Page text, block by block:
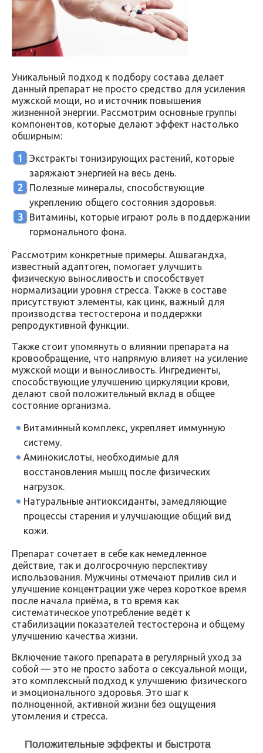
Уникальный подход к подбору состава делает
данный препарат не просто средство для усиления
мужской мощи, но и источник повышения
жизненной энергии. Рассмотрим основные группы
компонентов, которые делают эффект настолько
обширным:
Экстракты тонизирующих растений, которые
заряжают энергией на весь день.
Полезные минералы, способствующие
укреплению общего состояния здоровья.
Витамины, которые играют роль в поддержании
гормонального фона.
Рассмотрим конкретные примеры. Ашвагандха,
известный адаптоген, помогает улучшить
физическую выносливость и способствует
нормализации уровня стресса. Также в составе
присутствуют элементы, как цинк, важный для
производства тестостерона и поддержки
репродуктивной функции.
Также стоит упомянуть о влиянии препарата на
кровообращение, что напрямую влияет на усиление
мужской мощи и выносливость. Ингредиенты,
способствующие улучшению циркуляции крови,
делают свой положительный вклад в общее
состояние организма.
Витаминный комплекс, укрепляет иммунную
систему.
Аминокислоты, необходимые для
восстановления мышц после физических
нагрузок.
Натуральные антиоксиданты, замедляющие
процессы старения и улучшающие общий вид
кожи.
Препарат сочетает в себе как немедленное
действие, так и долгосрочную перспективу
использования. Мужчины отмечают прилив сил и
улучшение концентрации уже через короткое время
после начала приёма, в то время как
систематическое употребление ведёт к
стабилизации показателей тестостерона и общему
улучшению качества жизни.
Включение такого препарата в регулярный уход за
собой — это не просто забота о сексуальной мощи,
это комплексный подход к улучшению физического
и эмоционального здоровья. Это шаг к
полноценной, активной жизни без ощущения
утомления и стресса.
Положительные эффекты и быстрота